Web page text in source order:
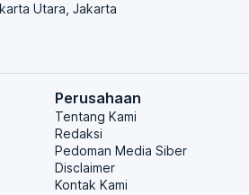
Utara, Jakarta
Perusahaan
Tentang Kami
Redaksi
Pedoman Media Siber
Disclaimer
Kontak Kami